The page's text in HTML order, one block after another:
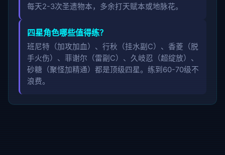
每天2-3次圣遗物本，多余打天赋本或地脉花。
四星角色哪些值得练？
班尼特（加攻加血）、行秋（挂水副C）、香菱（脱
手火伤）、菲谢尔（雷副C）、久岐忍（超绽放）、
砂糖（聚怪加精通）都是顶级四星。练到60-70级不
浪费。